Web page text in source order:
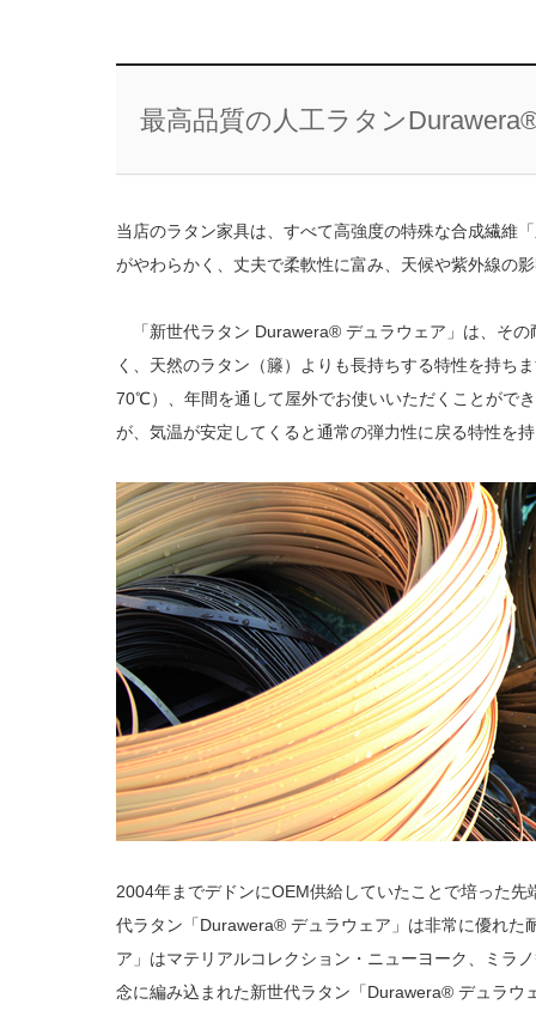
最高品質の人工ラタン
当店のラタン家具は、すべて高強度の特殊な合成繊維
がやわらかく、丈夫で柔軟性に富み、天候や紫外線の
「新世代ラタン Durawera® デュラウェア」は、その
く、天然のラタン（籐）よりも長持ちする特性を持ち
70℃）、年間を通して屋外でお使いいただくことがで
が、気温が安定してくると通常の弾力性に戻る特性を
2004年までデドンにOEM供給していたことで培った
代ラタン「Durawera® デュラウェア」は非常に優れ
ア」はマテリアルコレクション・ニューヨーク、ミラ
念に編み込まれた新世代ラタン「Durawera® デュラウ